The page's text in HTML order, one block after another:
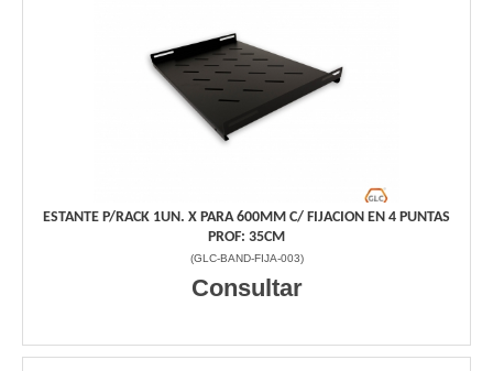
ESTANTE P/RACK 1UN. X PARA 600MM C/ FIJACION EN 4 PUNTAS
PROF: 35CM
(GLC-BAND-FIJA-003)
Consultar